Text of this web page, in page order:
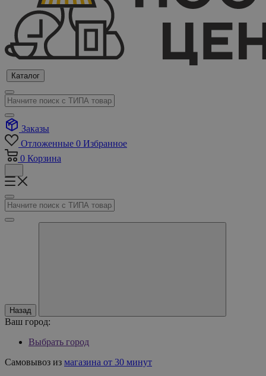
Каталог
Заказы
Отложенные 0 Избранное
0 Корзина
Назад
Ваш город:
Выбрать город
Самовывоз из магазина от 30 минут